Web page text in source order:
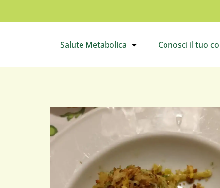
Apri il sottomenù
Salute Metabolica Apri
Conosci il tuo